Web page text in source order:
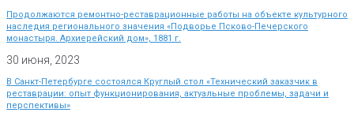
Продолжаются ремонтно-реставрационные работы на объекте культурного
наследия регионального значения «Подворье Псково-Печерского
монастыря. Архиерейский дом», 1881 г.
30 июня, 2023
В Санкт-Петербурге состоялся Круглый стол «Технический заказчик в
реставрации: опыт функционирования, актуальные проблемы, задачи и
перспективы»